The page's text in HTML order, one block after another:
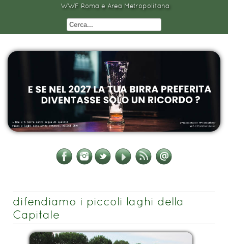
WWF Roma e Area Metropolitana
difendiamo i piccoli laghi della
Capitale